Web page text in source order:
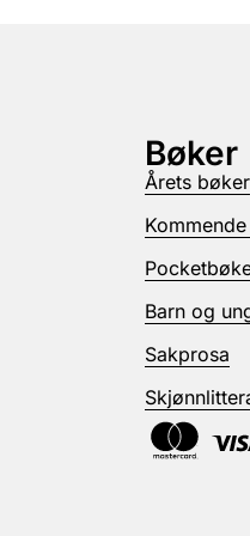
Bøker
Årets bøker
Barn og
Sakprosa